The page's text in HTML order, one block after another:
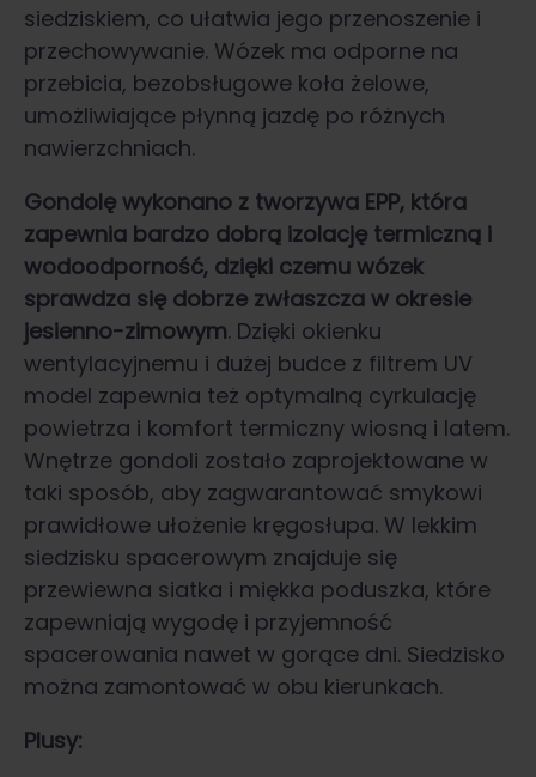
siedziskiem, co ułatwia jego przenoszenie i
przechowywanie. Wózek ma odporne na
przebicia, bezobsługowe koła żelowe,
umożliwiające płynną jazdę po różnych
nawierzchniach.
Gondolę wykonano z tworzywa EPP, która
zapewnia bardzo dobrą izolację termiczną i
wodoodporność, dzięki czemu wózek
sprawdza się dobrze zwłaszcza w okresie
jesienno-zimowym. Dzięki okienku
wentylacyjnemu i dużej budce z filtrem UV
model zapewnia też optymalną cyrkulację
powietrza i komfort termiczny wiosną i latem.
Wnętrze gondoli zostało zaprojektowane w
taki sposób, aby zagwarantować smykowi
prawidłowe ułożenie kręgosłupa. W lekkim
siedzisku spacerowym znajduje się
przewiewna siatka i miękka poduszka, które
zapewniają wygodę i przyjemność
spacerowania nawet w gorące dni. Siedzisko
można zamontować w obu kierunkach.
Plusy: